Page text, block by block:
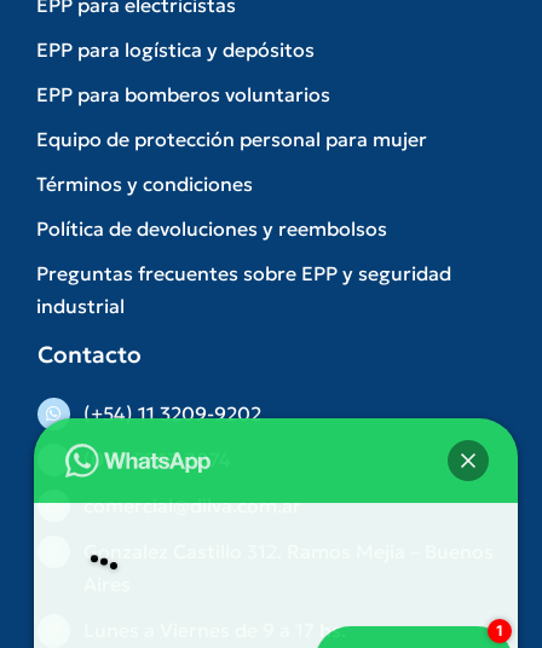
EPP para logística y depósitos
EPP para bomberos voluntarios
Equipo de protección personal para mujer
Términos y condiciones
Política de devoluciones y reembolsos
Preguntas frecuentes sobre EPP y seguridad
industrial
Contacto
(+54) 11 3209-9202
(011) 5263-3074
comercial@dilva.com.ar
Gonzalez Castillo 312. Ramos Mejia – Buenos
Lunes a Viernes de 9 a 17 hs.
👋, bienvenido a